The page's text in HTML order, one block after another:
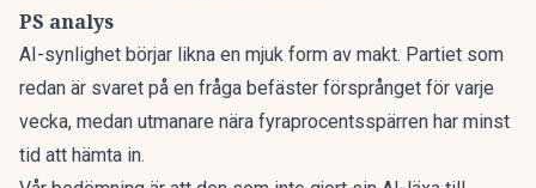
PS analys
AI-synlighet börjar likna en mjuk form av makt. Partiet som
redan är svaret på en fråga befäster försprånget för varje
vecka, medan utmanare nära fyraprocentsspärren har minst
tid att hämta in.